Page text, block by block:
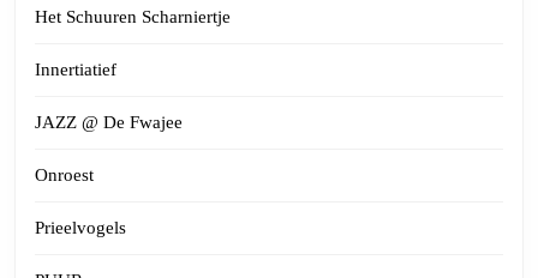
Het Schuuren Scharniertje
Innertiatief
JAZZ @ De Fwajee
Onroest
Prieelvogels